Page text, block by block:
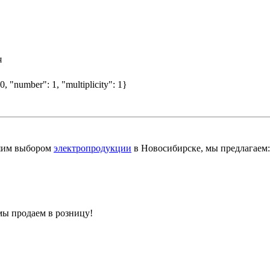
"number": 1, "multiplicity": 1}
выбором электропродукции в Новосибирске, мы предлагаем:
продаем в розницу!